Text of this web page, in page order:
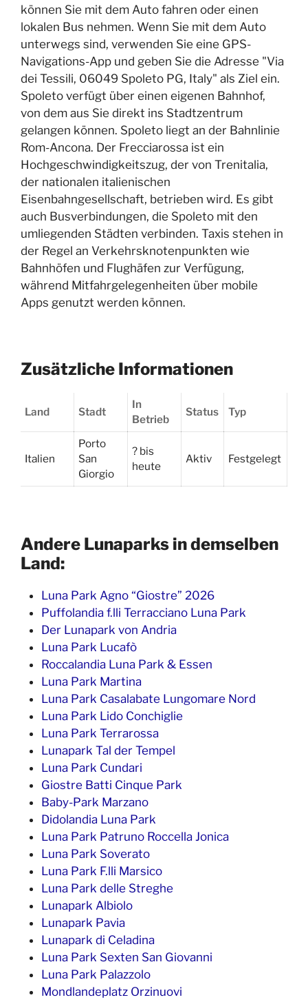
können Sie mit dem Auto fahren oder einen
lokalen Bus nehmen. Wenn Sie mit dem Auto
unterwegs sind, verwenden Sie eine GPS-
Navigations-App und geben Sie die Adresse "Via
dei Tessili, 06049 Spoleto PG, Italy" als Ziel ein.
Spoleto verfügt über einen eigenen Bahnhof,
von dem aus Sie direkt ins Stadtzentrum
gelangen können. Spoleto liegt an der Bahnlinie
Rom-Ancona. Der Frecciarossa ist ein
Hochgeschwindigkeitszug, der von Trenitalia,
der nationalen italienischen
Eisenbahngesellschaft, betrieben wird. Es gibt
auch Busverbindungen, die Spoleto mit den
umliegenden Städten verbinden. Taxis stehen in
der Regel an Verkehrsknotenpunkten wie
Bahnhöfen und Flughäfen zur Verfügung,
während Mitfahrgelegenheiten über mobile
Apps genutzt werden können.
Zusätzliche Informationen
Land Stadt
In
Betrieb
Status Typ
Italien
Porto
San
Giorgio
? bis
heute
Aktiv Festgelegt
Andere Lunaparks in demselben
Land:
Luna Park Agno “Giostre” 2026
Puffolandia f.lli Terracciano Luna Park
Der Lunapark von Andria
Luna Park Lucafò
Roccalandia Luna Park & Essen
Luna Park Martina
Luna Park Casalabate Lungomare Nord
Luna Park Lido Conchiglie
Luna Park Terrarossa
Lunapark Tal der Tempel
Luna Park Cundari
Giostre Batti Cinque Park
Baby-Park Marzano
Didolandia Luna Park
Luna Park Patruno Roccella Jonica
Luna Park Soverato
Luna Park F.lli Marsico
Luna Park delle Streghe
Lunapark Albiolo
Lunapark Pavia
Lunapark di Celadina
Luna Park Sexten San Giovanni
Luna Park Palazzolo
Mondlandeplatz Orzinuovi